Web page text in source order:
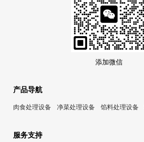
添加微信
产品导航
肉食处理设备 净菜处理设备 馅料处理设备
服务支持